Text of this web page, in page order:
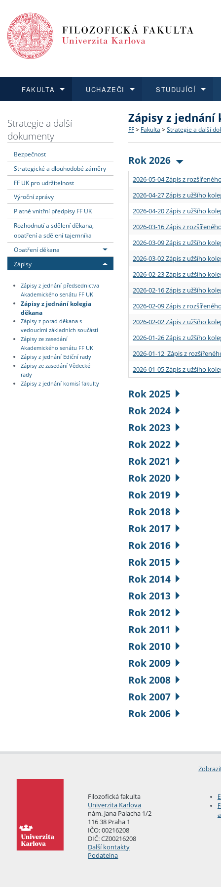
FAKULTA
Dozvědět se více
Struktura a historie
Strategie a další
Podpora a benefity pro
Absolventi fakulty
UCHAZEČI
Podat přihlášku
Co studovat a jak se
Učitelské studijní
Informace k průběhu
STUDUJÍCÍ
Dozvědět se více
Bakalářské a magisterské
Doktorské studium
Rigorózní řízení
Dozvědět se více
O vědě a výzkumu na FF
Akademické kvalifikace
Granty a projekty
Dozvědět se více
Aktuální nabídky a
Vyjíždějící studenti
Přijíždějící studenti
Vyjíždějící zaměstnanci
Strategie a další
dokumenty
Bezpečnost
Strategické a dlouhodobé záměry
FF UK pro udržitelnost
Výroční zprávy
Platné vnitřní předpisy FF UK
Rozhodnutí a sdělení děkana,
opatření a sdělení tajemníka
Opatření děkana
Zápisy
Zápisy z jednání předsednictva
Akademického senátu FF UK
Zápisy z jednání kolegia
děkana
Zápisy z porad děkana s
vedoucími základních součástí
Zápisy ze zasedání
Akademického senátu FF UK
Zápisy z jednání Ediční rady
Zápisy ze zasedání Vědecké
rady
Zápisy z jednání komisí fakulty
Zápisy z jednání
FF > Fakulta > Strategie a další
Rok 2026
2026-05-04 Zápis z
2026-04-27 Zápis z užšího
2026-04-20 Zápis z užšího
2026-03-16 Zápis z
2026-03-09 Zápis z užšího
2026-03-02 Zápis z užšího
2026-02-23 Zápis z užšího
2026-02-16 Zápis z užšího
2026-02-09 Zápis z
2026-02-02 Zápis z užšího
2026-01-26 Zápis z užšího
2026-01-12 Zápis z
2026-01-05 Zápis z užšího
Rok 2025
Rok 2024
Rok 2023
Rok 2022
Rok 2021
Rok 2020
Rok 2019
Rok 2018
Rok 2017
Rok 2016
Rok 2015
Rok 2014
Rok 2013
Rok 2012
Rok 2011
Rok 2010
Rok 2009
Rok 2008
Rok 2007
Rok 2006
Filozofická fakulta
Univerzita Karlova
nám. Jana Palacha 1/2
116 38 Praha 1
IČO: 00216208
DIČ: CZ00216208
Další kontakty
Podatelna